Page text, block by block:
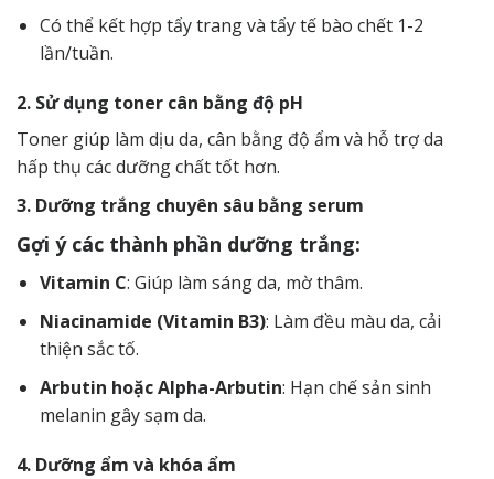
Có thể kết hợp tẩy trang và tẩy tế bào chết 1-2
lần/tuần.
2. Sử dụng toner cân bằng độ pH
Toner giúp làm dịu da, cân bằng độ ẩm và hỗ trợ da
hấp thụ các dưỡng chất tốt hơn.
3. Dưỡng trắng chuyên sâu bằng serum
Gợi ý các thành phần dưỡng trắng:
Vitamin C: Giúp làm sáng da, mờ thâm.
Niacinamide (Vitamin B3): Làm đều màu da, cải
thiện sắc tố.
Arbutin hoặc Alpha-Arbutin: Hạn chế sản sinh
melanin gây sạm da.
4. Dưỡng ẩm và khóa ẩm